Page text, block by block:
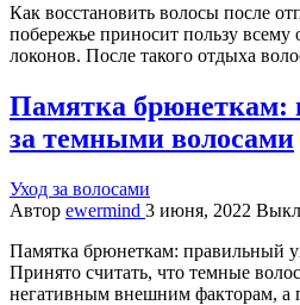
Как восстановить волосы после
побережье приносит пользу
локонов. После такого отдыха
Памятка брюнеткам:
за темными волосами
Уход за волосами
Автор ewermind 3 июня, 2022
Памятка брюнеткам: правильный
Принято считать, что темные
негативным внешним факторам, а